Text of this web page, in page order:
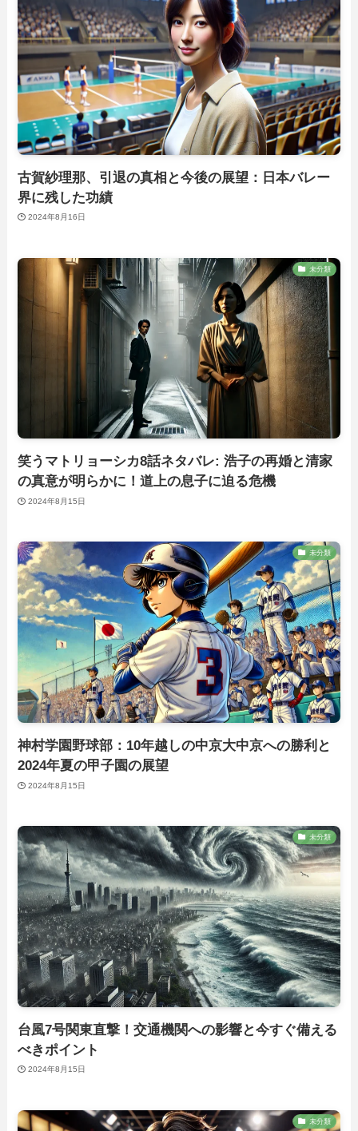
古賀紗理那、引退の真相と今後の展望：日本バレー
界に残した功績
2024年8月16日
未分類
笑うマトリョーシカ8話ネタバレ: 浩子の再婚と清家
の真意が明らかに！道上の息子に迫る危機
2024年8月15日
未分類
神村学園野球部：10年越しの中京大中京への勝利と
2024年夏の甲子園の展望
2024年8月15日
未分類
台風7号関東直撃！交通機関への影響と今すぐ備える
べきポイント
2024年8月15日
未分類